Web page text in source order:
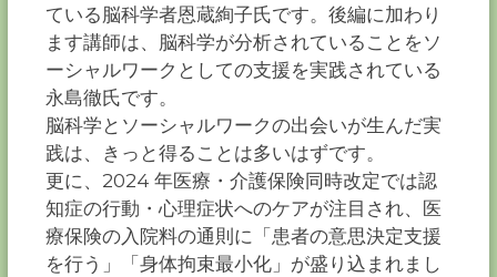
ている脳科学者恩蔵絢子氏です。後編に加わり
ます講師は、脳科学が分析されていることをソ
ーシャルワークとしての支援を実践されている
永島徹氏です。
脳科学とソーシャルワークの出会いが生んだ実
践は、きっと得ることは多いはずです。
更に、2024 年医療・介護保険同時改定では認
知症の行動・心理症状へのケアが注目され、医
療保険の入院料の通則に「患者の意思決定支援
を行う」「身体拘束最小化」が盛り込まれまし